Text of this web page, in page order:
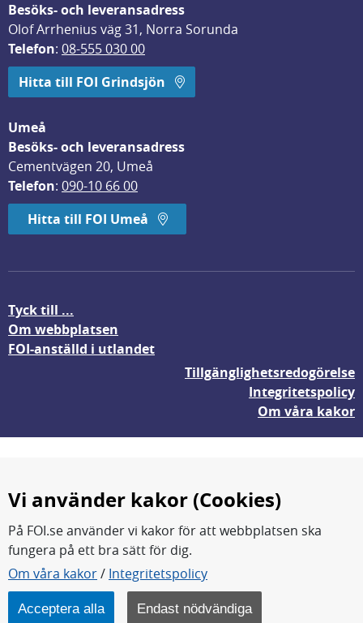
Besöks- och leveransadress
Olof Arrhenius väg 31, Norra Sorunda
Telefon: 08-555 030 00
Hitta till FOI Grindsjön
Umeå
Besöks- och leveransadress
Cementvägen 20, Umeå
Telefon: 090-10 66 00
Hitta till FOI Umeå
Tyck till ...
Om webbplatsen
FOI-anställd i utlandet
Tillgänglighetsredogörelse
Integritetspolicy
Om våra kakor
FOI forskar för en säkrare värld.
FOI:s kärnverksamhet är forskning, metod- och
teknikutveckling samt analyser och studier.
Myndigheten ligger under Försvarsdepartementet.
Vi använder kakor (Cookies)
På FOI.se använder vi kakor för att webbplatsen ska
fungera på ett bra sätt för dig.
Om våra kakor/ Integritetspolicy
Acceptera alla Endast nödvändiga